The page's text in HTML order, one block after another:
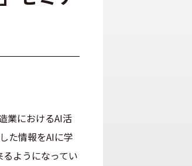
業におけるAI活
た情報をAIに学
ようになってい